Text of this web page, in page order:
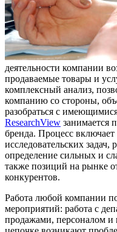
деятельности компании
продаваемые товары и
комплексный анализ,
компанию со стороны,
разобраться с
ResearchView занимается
бренда. Процесс
исследовательских
определение сильных и
также позиций на рынке
конкурентов.
Работа любой компании
мероприятий: работа с
продажами, персоналом и